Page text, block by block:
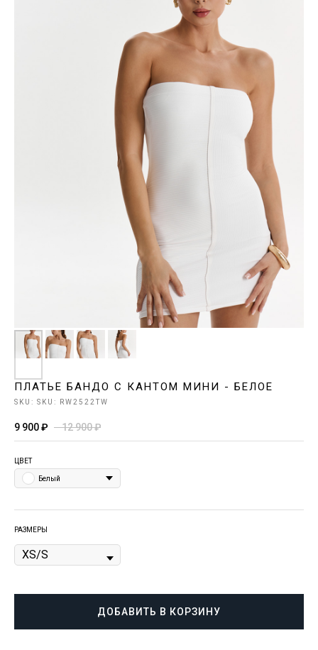
ПЛАТЬЕ БАНДО С КАНТОМ МИНИ - БЕЛОЕ
SKU: SKU: RW2522TW
9 900₽ 12 900₽
ЦВЕТ
Белый
РАЗМЕРЫ
ДОБАВИТЬ В КОРЗИНУ